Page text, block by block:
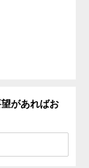
があればお